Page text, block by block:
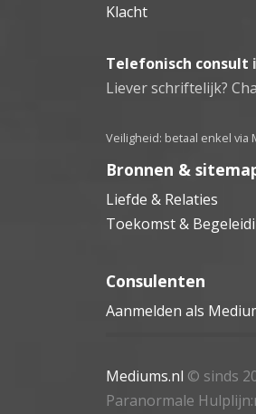
Klacht
Telefonisch consult
Liever schriftelijk?
Veiligheid: betaal enkel
Bronnen &
Liefde & Relaties
Toekomst &
Consulenten
Aanmelden als
Mediums.nl © sinds
Paranormale